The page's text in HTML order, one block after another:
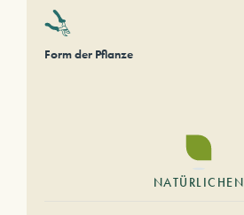
Form der Pflanze
NATÜRLICHEN